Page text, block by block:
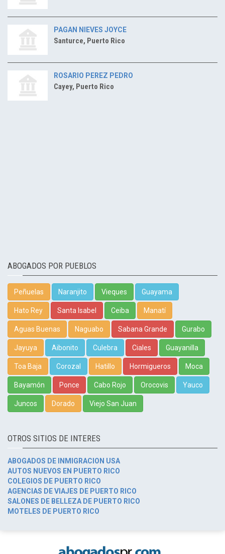
PAGAN NIEVES JOYCE
Santurce, Puerto Rico
ROSARIO PEREZ PEDRO
Cayey, Puerto Rico
ABOGADOS POR PUEBLOS
Peñuelas Naranjito Vieques Guayama
Hato Rey Santa Isabel Ceiba Manatí
Aguas Buenas Naguabo Sabana Grande Gurabo
Jayuya Aibonito Culebra Ciales Guayanilla
Toa Baja Corozal Hatillo Hormigueros Moca
Bayamón Ponce Cabo Rojo Orocovis Yauco
Juncos Dorado Viejo San Juan
OTROS SITIOS DE INTERES
ABOGADOS DE INMIGRACION USA
AUTOS NUEVOS EN PUERTO RICO
COLEGIOS DE PUERTO RICO
AGENCIAS DE VIAJES DE PUERTO RICO
SALONES DE BELLEZA DE PUERTO RICO
MOTELES DE PUERTO RICO